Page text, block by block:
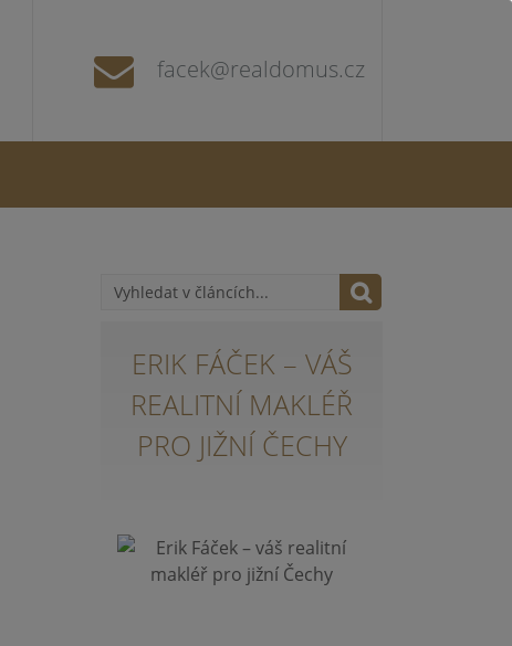
facek@realdomus.cz
ERIK FÁČEK – VÁŠ
REALITNÍ MAKLÉŘ
PRO JIŽNÍ ČECHY